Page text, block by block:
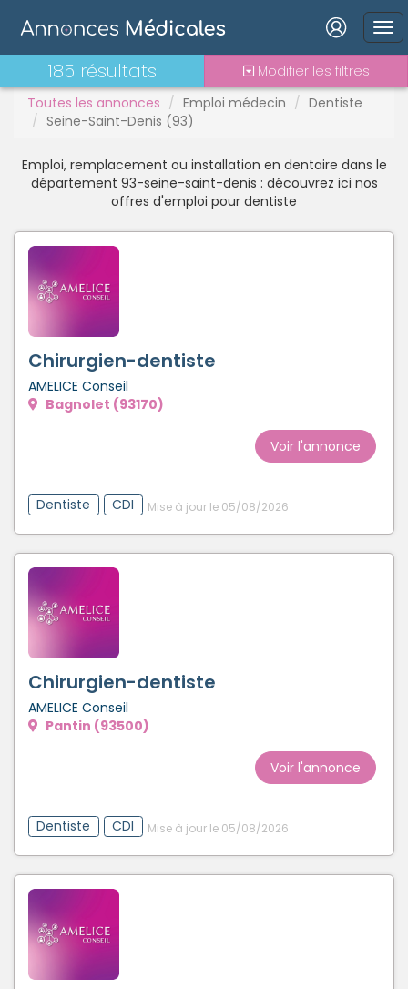
Connexion
Mot de passe oublié ?
Toutes les annonces Emploi médecin
Dentiste
Seine-Saint-Denis (93)
185 résultats Modifier les filtres
Interne
Mutation
PAC
PH
Praticien contractuel
Statut TNS
Vacations
Emploi, remplacement ou installation en dentaire dans le
département 93-seine-saint-denis : découvrez ici nos
offres d'emploi pour dentiste
Chirurgien-dentiste
AMELICE Conseil
Bagnolet (93170)
Voir l'annonce
Dentiste CDI Mise à jour le 05/08/2026
Chirurgien-dentiste
AMELICE Conseil
Pantin (93500)
Voir l'annonce
Dentiste CDI Mise à jour le 05/08/2026